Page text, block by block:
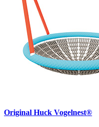
Original Huck Vogelnest®